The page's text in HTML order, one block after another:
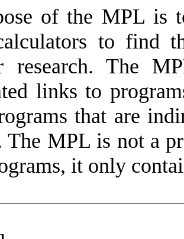
of the MPL is
to find
research. The
links to
that are
The MPL is not a
it only